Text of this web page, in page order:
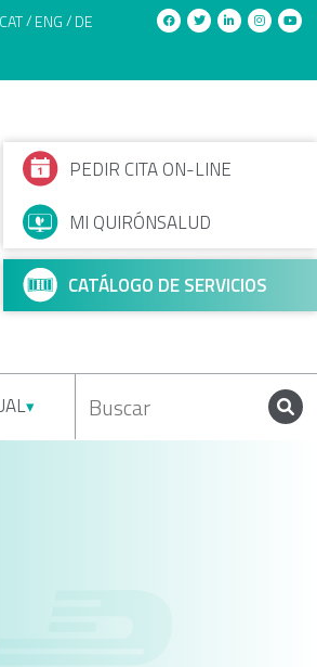
CAT ENG DE
PEDIR CITA ON-LINE
MI QUIRÓNSALUD
CATÁLOGO DE SERVICIOS